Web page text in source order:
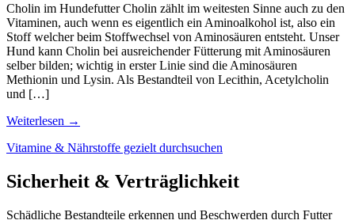
Cholin im Hundefutter Cholin zählt im weitesten Sinne auch zu den
Vitaminen, auch wenn es eigentlich ein Aminoalkohol ist, also ein
Stoff welcher beim Stoffwechsel von Aminosäuren entsteht. Unser
Hund kann Cholin bei ausreichender Fütterung mit Aminosäuren
selber bilden; wichtig in erster Linie sind die Aminosäuren
Methionin und Lysin. Als Bestandteil von Lecithin, Acetylcholin
und […]
Weiterlesen →
Vitamine & Nährstoffe gezielt durchsuchen
Sicherheit & Verträglichkeit
Schädliche Bestandteile erkennen und Beschwerden durch Futter